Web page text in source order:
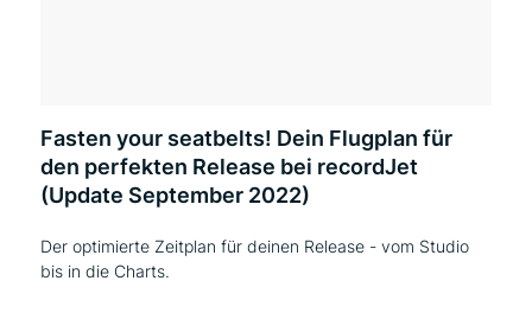
Fasten your seatbelts! Dein Flugplan für
den perfekten Release bei recordJet
(Update September 2022)
Der optimierte Zeitplan für deinen Release - vom Studio
bis in die Charts.